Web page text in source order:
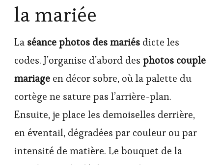
la mariée
La séance photos des mariés dicte les
codes. J’organise d’abord des photos couple
mariage en décor sobre, où la palette du
cortège ne sature pas l’arrière-plan.
Ensuite, je place les demoiselles derrière,
en éventail, dégradées par couleur ou par
intensité de matière. Le bouquet de la